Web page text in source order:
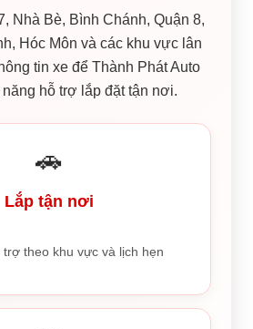
Nhà Bè, Bình Chánh, Quận 8,
Hóc Môn và các khu vực lân
tin xe để Thành Phát Auto
năng hỗ trợ lắp đặt tận nơi.
🚗
Lắp tận nơi
trợ theo khu vực và lịch hẹn